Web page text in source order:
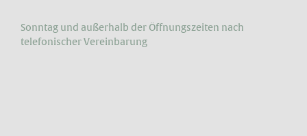
Sonntag und außerhalb der Öffnungs­zeiten nach
telefonischer Vereinbarung